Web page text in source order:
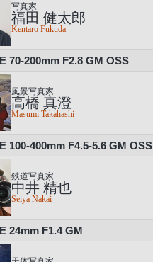
写真家
福田 健太郎
Kentaro Fukuda
70-200mm F2.8 GM OSS
風景写真家
高橋 真澄
Masumi Takahashi
100-400mm F4.5-5.6 GM OSS
鉄道写真家
中井 精也
Seiya Nakai
24mm F1.4 GM